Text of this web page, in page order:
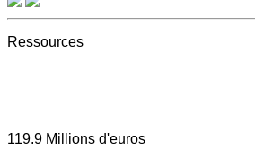
Ressources
119.9 Millions d'euros